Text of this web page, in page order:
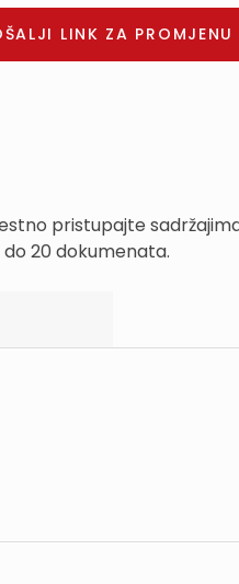
pristupajte
20 dokumenata.